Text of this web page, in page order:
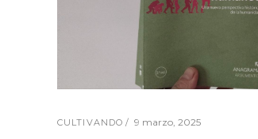
CULTIVANDO 9 marzo, 2025